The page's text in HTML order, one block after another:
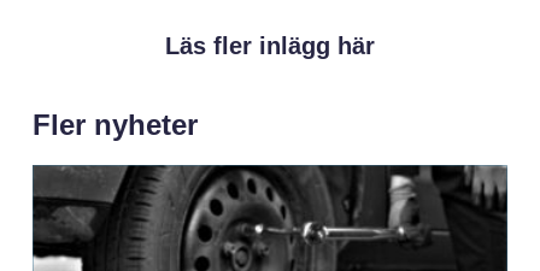
Läs fler inlägg här
Fler nyheter